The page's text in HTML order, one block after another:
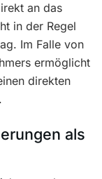
an das
in der Regel
Im Falle von
ermöglicht
direkten
als